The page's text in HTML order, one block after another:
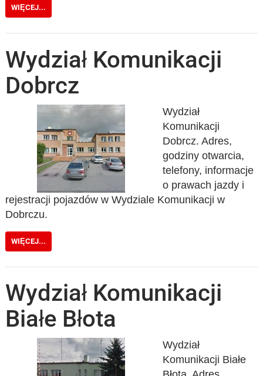
WIĘCEJ...
Wydział Komunikacji
Dobrcz
Wydział
Komunikacji
Dobrcz. Adres,
godziny otwarcia,
telefony, informacje
o prawach jazdy i
rejestracji pojazdów w Wydziale Komunikacji w
Dobrczu.
WIĘCEJ...
Wydział Komunikacji
Białe Błota
Wydział
Komunikacji Białe